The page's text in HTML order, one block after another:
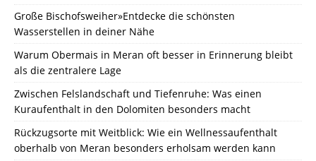
Große Bischofsweiher»Entdecke die schönsten
Wasserstellen in deiner Nähe
Warum Obermais in Meran oft besser in Erinnerung bleibt
als die zentralere Lage
Zwischen Felslandschaft und Tiefenruhe: Was einen
Kuraufenthalt in den Dolomiten besonders macht
Rückzugsorte mit Weitblick: Wie ein Wellnessaufenthalt
oberhalb von Meran besonders erholsam werden kann